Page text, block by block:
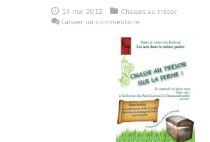
14 mai 2012
Chasses au trésor
Laisser un commentaire